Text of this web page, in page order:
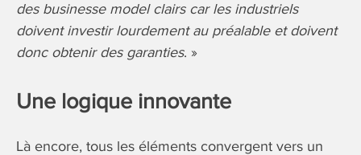
des businesse model clairs car les industriels
doivent investir lourdement au préalable et doivent
donc obtenir des garanties. »
Une logique innovante
Là encore, tous les éléments convergent vers un